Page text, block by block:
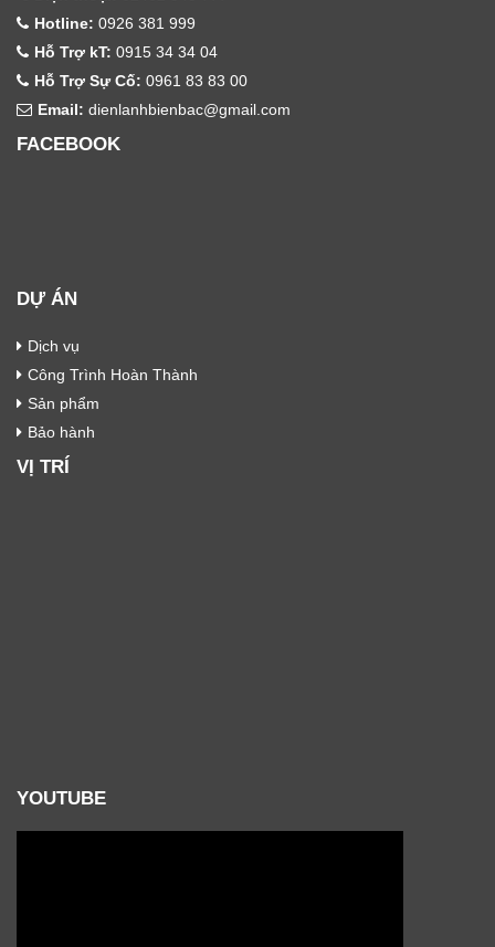
Hotline: 0926 381 999
Hỗ Trợ kT: 0915 34 34 04
Hỗ Trợ Sự Cố: 0961 83 83 00
Email: dienlanhbienbac@gmail.com
FACEBOOK
DỰ ÁN
Dịch vụ
Công Trình Hoàn Thành
Sản phẩm
Bảo hành
VỊ TRÍ
YOUTUBE